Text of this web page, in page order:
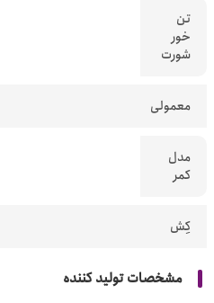
تن
خور
شورت
معمولی
مدل
کمر
کِش
مشخصات تولید کننده